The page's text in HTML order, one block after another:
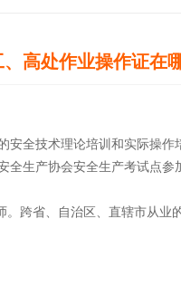
高处作业操作证在
全技术理论培训和实际操
生产协会安全生产考试点参
。跨省、自治区、直辖市从